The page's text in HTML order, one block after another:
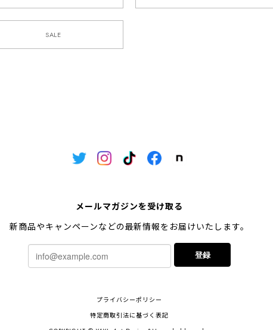
SALE
メールマガジンを受け取る
新商品やキャンペーンなどの最新情報をお届けいたします。
登録
プライバシーポリシー
特定商取引法に基づく表記